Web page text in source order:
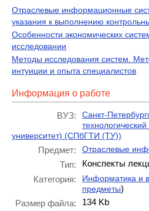
Отраслевые информационные
указания к выполнению
Особенности экономических
исследовании
Методы исследования систем.
интуиции и опыта специалистов
Информация о работе
ВУЗ:
Санкт-
университет) (СПбГТИ (ТУ))
Предмет: Отраслевые
Тип:
Конспекты
Категория:
Информатика и
предметы)
Размер файла:
134 Kb